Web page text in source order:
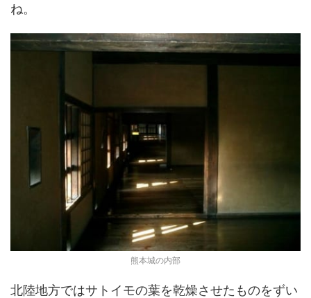
ね。
熊本城の内部
北陸地方ではサトイモの葉を乾燥させたものをずい